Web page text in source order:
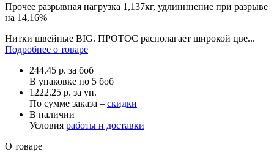
Прочее разрывная нагрузка 1,137кг, удлинннение при разрыве
на 14,16%
Нитки швейные BIG. ПРОТОС располагает широкой цве...
Подробнее о товаре
244.45 р. за боб
В упаковке по 5 боб
1222.25 р. за уп.
По сумме заказа – скидки
В наличии
Условия работы и доставки
О товаре